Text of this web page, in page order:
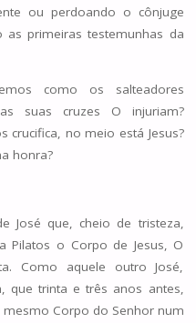
ou perdoando o cônjuge
primeiras testemunhas da
como os salteadores
suas cruzes O injuriam?
crucifica, no meio está Jesus?
honra?
José que, cheio de tristeza,
Pilatos o Corpo de Jesus, O
Como aquele outro José,
que trinta e três anos antes,
Corpo do Senhor num